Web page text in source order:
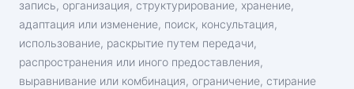
запись, организация, структурирование, хранение,
адаптация или изменение, поиск, консультация,
использование, раскрытие путем передачи,
распространения или иного предоставления,
выравнивание или комбинация, ограничение, стирание